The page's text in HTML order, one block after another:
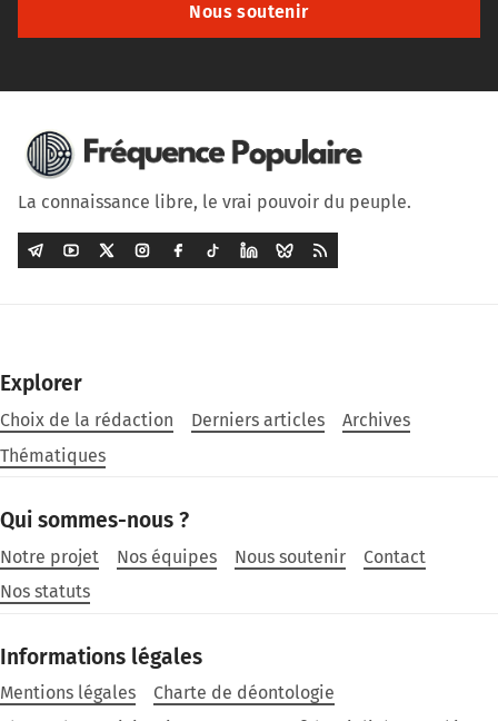
Nous soutenir
La connaissance libre, le vrai pouvoir du peuple.
Explorer
Choix de la rédaction Derniers articles
Archives
Thématiques
Qui sommes-nous ?
Notre projet Nos équipes Nous soutenir
Contact
Nos statuts
Informations légales
Mentions légales
Charte de déontologie